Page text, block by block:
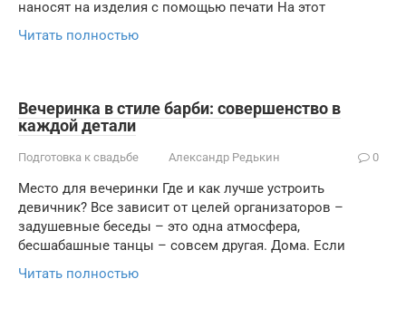
наносят на изделия с помощью печати На этот
Читать полностью
Вечеринка в стиле барби: совершенство в
каждой детали
Подготовка к свадьбе Александр Редькин 0
Место для вечеринки Где и как лучше устроить
девичник? Все зависит от целей организаторов –
задушевные беседы – это одна атмосфера,
бесшабашные танцы – совсем другая. Дома. Если
Читать полностью